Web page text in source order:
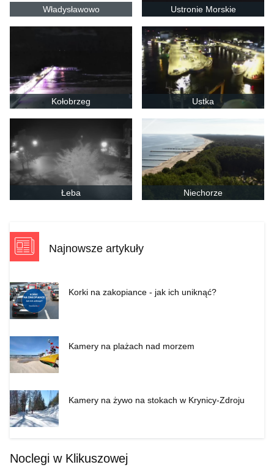
Władysławowo Ustronie Morskie
Kołobrzeg Ustka
Łeba Niechorze
Najnowsze artykuły
Korki na zakopiance - jak ich uniknąć?
Kamery na plażach nad morzem
Kamery na żywo na stokach w Krynicy-Zdroju
Noclegi w Klikuszowej